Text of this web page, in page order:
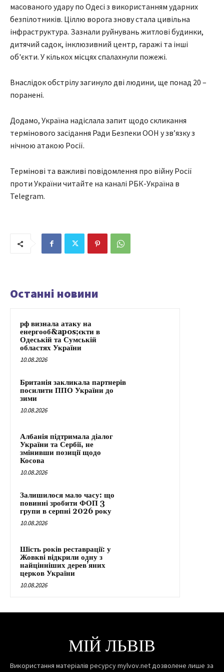
масованого удару по Одесі з використанням ударних
безпілотників. Ціллю ворога знову стала цивільна
інфраструктура. Зазнали руйнувань житлові будинки,
дитячий садок, інклюзивний центр, гаражі та інші
об'єкти. У кількох місцях спалахнули пожежі.
Внаслідок обстрілу загинуло дві людини, ще понад 20 –
поранені.
Додамо, Україна надіслала запит щодо скликання
термінового засідання Ради Безпеки ООН у зв’язку з
нічною атакою Росії.
Термінові та важливі повідомлення про війну Росії
проти України читайте на каналі РБК-Україна в
Telegram.
Останні новини
рф визнала атаку на
енергооб&apos;єкти в
Одеській та Сумській
областях України
10.08.2026
Британія закликала партнерів
посилити ППО України до
зими
10.08.2026
Албанія підтримала діалог
України та Сербії, не
змінивши позиції щодо
Косова
10.08.2026
Залишилося мало часу: що
повинні зробити ФОП 3
групи в серпні 2026 року
10.08.2026
Шість років реставрації: у
Жовкві відкрили одну з
найцінніших дерев’яних
церков України
10.08.2026
МІЙ ЛЬВІВ
Використання матеріалів ресурсу mylvov.net дозволене лише за